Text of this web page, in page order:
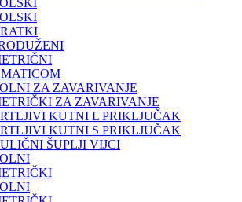
MATICOM
ZA ZAVARIVANJE
ZA ZAVARIVANJE
KUTNI L PRIKLJUČAK
KUTNI S PRIKLJUČAK
ŠUPLJI VIJCI